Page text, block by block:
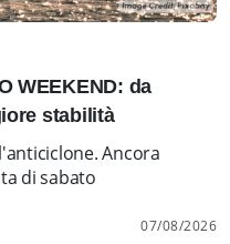
WEEKEND: da
stabilità
Ancora
di sabato
07/08/2026